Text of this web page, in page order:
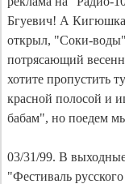
Бгуевич! А Кигюшка
открыл, "Соки-
потрясающий
хотите пропустить
красной полосой и
бабам", но поедем
03/31/99. В
"Фестиваль